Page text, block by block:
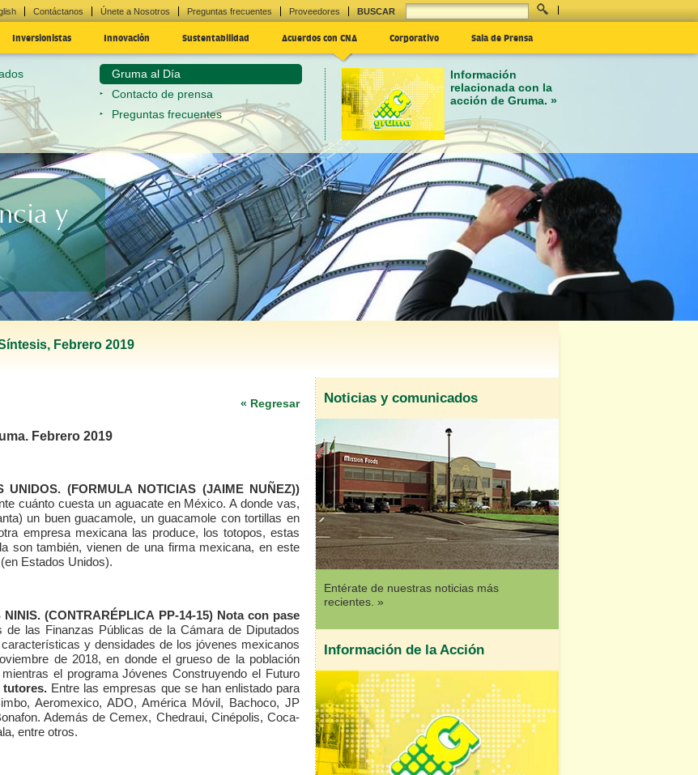
Contáctanos Únete a Nosotros Preguntas frecuentes Proveedores BUSCAR
Inversionistas Innovación Sustentabilidad Acuerdos con CNA Corporativo Sala de Prensa
Gruma al Día
Contacto de prensa
Preguntas frecuentes
Información
relacionada con la
acción de Gruma. »
y
Febrero 2019
« Regresar
Febrero 2019
UNIDOS. (FORMULA NOTICIAS (JAIME NUÑEZ))
cuánto cuesta un aguacate en México. A donde vas,
un buen guacamole, un guacamole con tortillas en
empresa mexicana las produce, los totopos, estas
son también, vienen de una firma mexicana, en este
Estados Unidos).
NINIS.(CONTRARÉPLICA PP-14-15)Nota con pase
las Finanzas Públicas de la Cámara de Diputados
y densidades de los jóvenes mexicanos
de 2018, en donde el grueso de la población
el programa Jóvenes Construyendo el Futuro
tutores. Entre las empresas que se han enlistado para
Aeromexico, ADO, América Móvil, Bachoco, JP
Además de Cemex, Chedraui, Cinépolis, Coca-
entre otros.
Noticias y comunicados
Entérate de nuestras noticias más
recientes. »
Información de la Acción